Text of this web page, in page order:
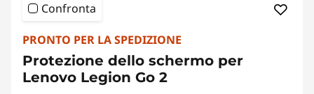
Confronta
PRONTO PER LA SPEDIZIONE
Protezione dello schermo per
Lenovo Legion Go 2